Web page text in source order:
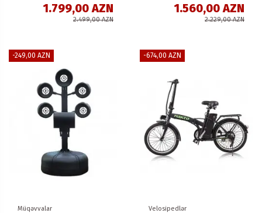
1.799,00 AZN
2.499,00 AZN
1.560,00 AZN
2.229,00 AZN
-249,00 AZN
Müqəvvalar
-674,00 AZN
Velosipedlər